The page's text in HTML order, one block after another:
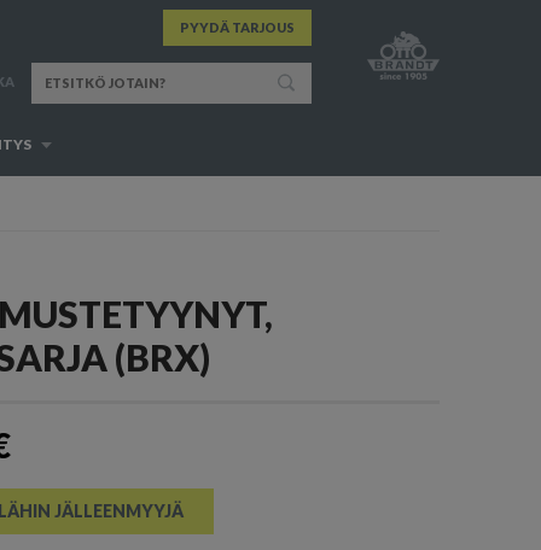
PYYDÄ TARJOUS
(BRX)
JÄLLEENMYYJÄ